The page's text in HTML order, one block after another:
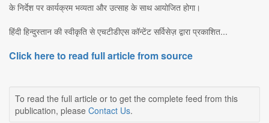
के निर्देश पर कार्यक्रम भव्यता और उत्साह के साथ आयोजित होगा।
हिंदी हिन्दुस्तान की स्वीकृति से एचटीडीएस कॉन्टेंट सर्विसेज़ द्वारा प्रकाशित...
Click here to read full article from source
To read the full article or to get the complete feed from this
publication, please Contact Us.